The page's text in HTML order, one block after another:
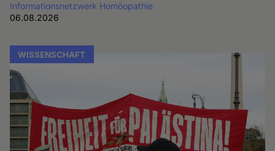
Informationsnetzwerk Homöopathie
06.08.2026
WISSENSCHAFT